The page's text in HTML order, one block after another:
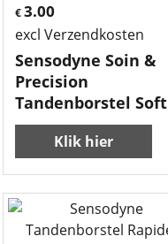
€ 3.00
excl Verzendkosten
Sensodyne Soin &
Precision
Tandenborstel Soft
Klik hier